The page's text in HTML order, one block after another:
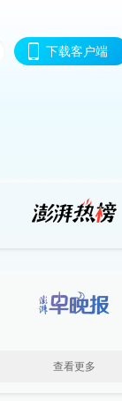
下载客户端
查看更多